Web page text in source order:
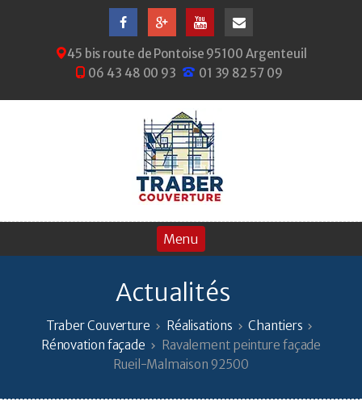
45 bis route de Pontoise 95100 Argenteuil
06 43 48 00 93
01 39 82 57 09
Actualités
Traber Couverture Réalisations
Chantiers
Rénovation façade
Ravalement peinture façade
Rueil-Malmaison 92500